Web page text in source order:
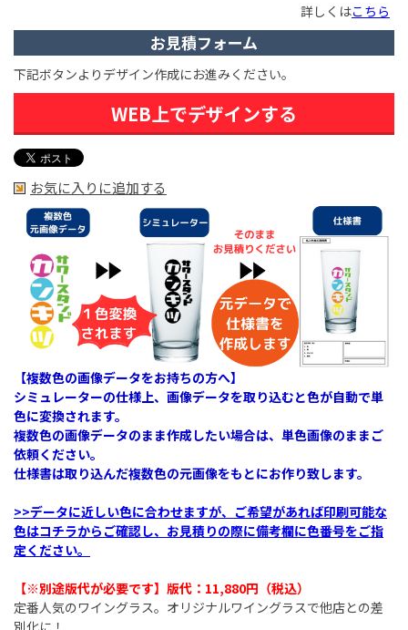
詳しくはこちら
お見積フォーム
下記ボタンよりデザイン作成にお進みください。
WEB上でデザインする
お気に入りに追加する
【複数色の画像データをお持ちの方へ】
シミュレーターの仕様上、画像データを取り込むと色が自動で単
色に変換されます。
複数色の画像データのまま作成したい場合は、単色画像のままご
依頼ください。
仕様書は取り込んだ複数色の元画像をもとにお作り致します。
>>データに近しい色に合わせますが、ご希望があれば印刷可能な
色はコチラからご確認し、お見積りの際に備考欄に色番号をご指
定ください。
【※別途版代が必要です】版代：11,880円（税込）​
定番人気のワイングラス。オリジナルワイングラスで他店との差
別化に！